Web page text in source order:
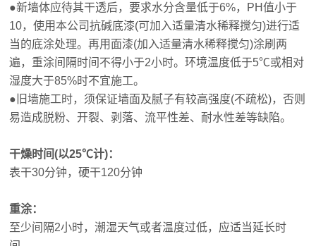
●新墙体应待其干透后，要求水分含量低于6%，PH值小于
10，使用本公司抗碱底漆(可加入适量清水稀释搅匀)进行适
当的底涂处理。再用面漆(加入适量清水稀释搅匀)涂刷两
遍，重涂间隔时间不得小于2小时。环境温度低于5℃或相对
湿度大于85%时不宜施工。
●旧墙施工时，须保证墙面及腻子有较高强度(不疏松)，否则
易造成脱粉、开裂、剥落、流平性差、耐水性差等缺陷。
干燥时间(以25℃计)：
表干30分钟，硬干120分钟
重涂：
至少间隔2小时，潮湿天气或者温度过低，应适当延长时